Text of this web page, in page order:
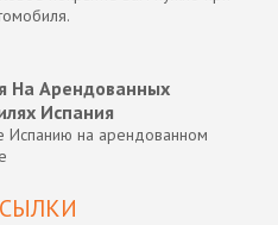
На Арендованных
Испания
Испанию на арендованном